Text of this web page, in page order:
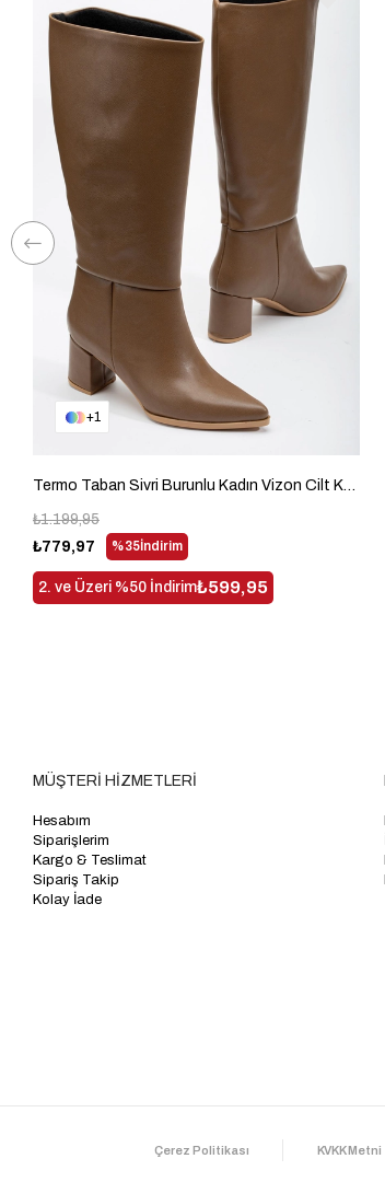
1
Termo Taban Sivri Burunlu Kadın Vizon Cilt Kalın Topuklu Çizme TBACR3541
%35İndirim
₺779,97
₺1.199,95
2. ve Üzeri %50 İndirim₺599,95
MÜŞTERİ HİZMETLERİ
Hesabım
Siparişlerim
Kargo & Teslimat
Sipariş Takip
Kolay İade
Çerez Politikası KVKK Metni